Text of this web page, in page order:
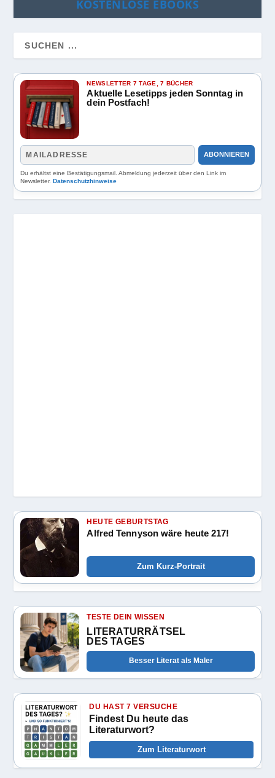
KOSTENLOSE EBOOKS
NEWSLETTER 7 TAGE, 7 BÜCHER
Aktuelle Lesetipps jeden Sonntag in
dein Postfach!
ABONNIEREN
Du erhältst eine Bestätigungsmail. Abmeldung jederzeit über den Link im
Newsletter.Datenschutzhinweise
HEUTE GEBURTSTAG
Alfred Tennyson wäre heute 217!
Zum Kurz-Portrait
TESTE DEIN WISSEN
LITERATURRÄTSEL
DES TAGES
Besser Literat als Maler
DU HAST 7 VERSUCHE
Findest Du heute das
Literaturwort?
Zum Literaturwort